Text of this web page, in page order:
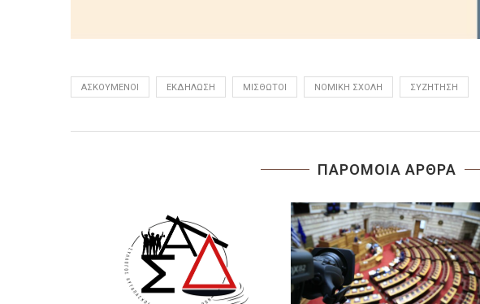
ΑΣΚΟΎΜΕΝΟΙ ΕΚΔΉΛΩΣΗ ΜΙΣΘΩΤΟΊ ΝΟΜΙΚΉ ΣΧΟΛΉ ΣΥΖΉΤΗΣΗ
ΠΑΡΟΜΟΙΑ ΑΡΘΡΑ